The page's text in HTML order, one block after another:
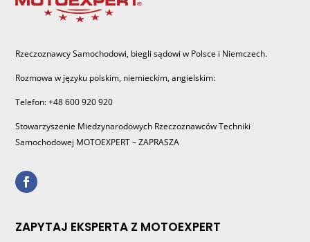
Rzeczoznawcy Samochodowi, biegli sądowi w Polsce i Niemczech.
Rozmowa w języku polskim, niemieckim, angielskim:
Telefon: +48 600 920 920
Stowarzyszenie Miedzynarodowych Rzeczoznawców Techniki
Samochodowej MOTOEXPERT – ZAPRASZA
ZAPYTAJ EKSPERTA Z MOTOEXPERT